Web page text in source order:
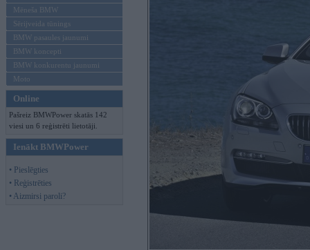
Mēneša BMW
Sērijveida tūnings
BMW pasaules jaunumi
BMW koncepti
BMW konkurentu jaunumi
Moto
Online
Pašreiz BMWPower skatās 142
viesi un 6 reģistrēti lietotāji.
Ienākt BMWPower
• Pieslēgties
• Reģistrēties
• Aizmirsi paroli?